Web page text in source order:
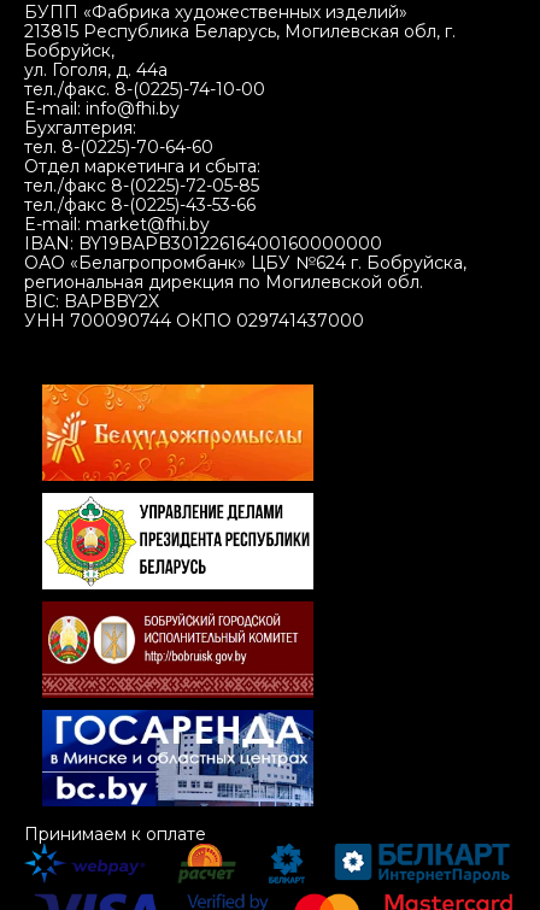
БУПП «Фабрика художественных изделий»
213815 Республика Беларусь, Могилевская обл, г.
Бобруйск,
ул. Гоголя, д. 44а
тел./факс. 8-(0225)-74-10-00
E-mail: info@fhi.by
Бухгалтерия:
тел. 8-(0225)-70-64-60
Отдел маркетинга и сбыта:
тел./факс 8-(0225)-72-05-85
тел./факс 8-(0225)-43-53-66
E-mail: market@fhi.by
IBAN: BY19BAPB30122616400160000000
ОАО «Белагропромбанк» ЦБУ №624 г. Бобруйска,
региональная дирекция по Могилевской обл.
BIC: BAPBBY2X
УНН 700090744 ОКПО 029741437000
Принимаем к оплате